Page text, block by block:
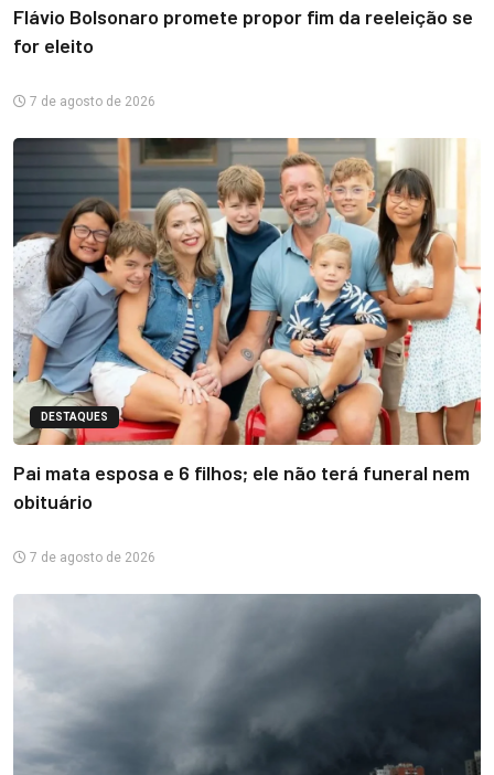
Flávio Bolsonaro promete propor fim da reeleição se
for eleito
7 de agosto de 2026
DESTAQUES
Pai mata esposa e 6 filhos; ele não terá funeral nem
obituário
7 de agosto de 2026